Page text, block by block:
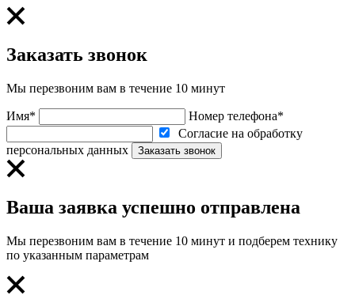
Заказать звонок
Мы перезвоним вам в течение 10 минут
Имя*
Номер телефона*
Согласие на обработку
персональных данных
Заказать звонок
Ваша заявка успешно отправлена
Мы перезвоним вам в течение 10 минут и подберем технику
по указанным параметрам